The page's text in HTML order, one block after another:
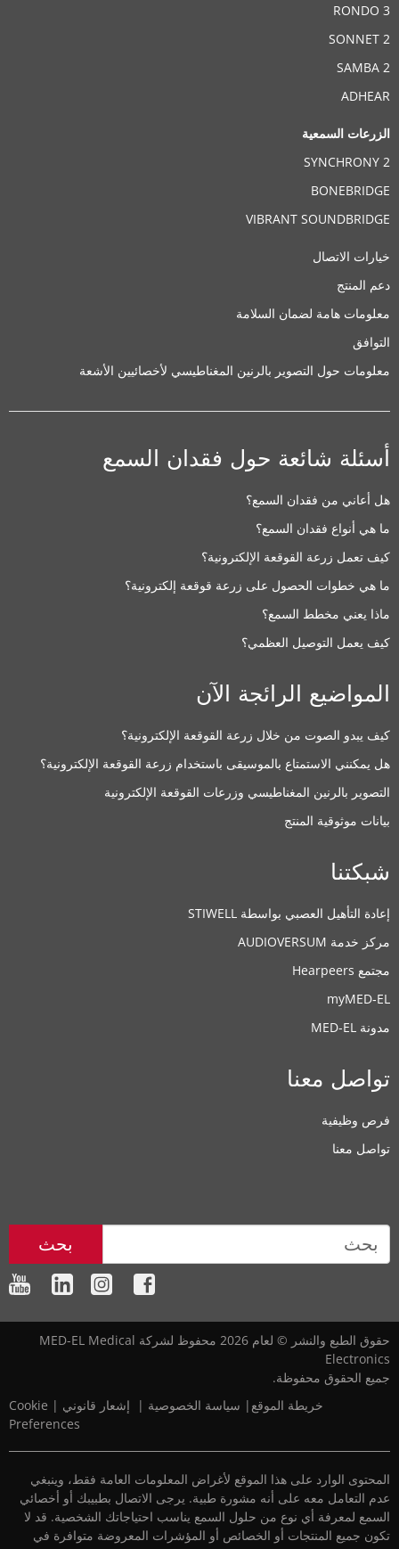
RONDO 3
SONNET 2
SAMBA 2
ADHEAR
الزرعات السمعية
SYNCHRONY 2
BONEBRIDGE
VIBRANT SOUNDBRIDGE
خيارات الاتصال
دعم المنتج
معلومات هامة لضمان السلامة
التوافق
معلومات حول التصوير بالرنين المغناطيسي لأخصائيين الأشعة
أسئلة شائعة حول فقدان السمع
هل أعاني من فقدان السمع؟
ما هي أنواع فقدان السمع؟
كيف تعمل زرعة القوقعة الإلكترونية؟
ما هي خطوات الحصول على زرعة قوقعة إلكترونية؟
ماذا يعني مخطط السمع؟
كيف يعمل التوصيل العظمي؟
المواضيع الرائجة الآن
كيف يبدو الصوت من خلال زرعة القوقعة الإلكترونية؟
هل يمكنني الاستمتاع بالموسيقى باستخدام زرعة القوقعة الإلكترونية؟
التصوير بالرنين المغناطيسي وزرعات القوقعة الإلكترونية
بيانات موثوقية المنتج
شبكتنا
إعادة التأهيل العصبي بواسطة STIWELL
مركز خدمة AUDIOVERSUM
مجتمع Hearpeers
myMED‑EL
مدونة MED-EL
تواصل معنا
فرص وظيفية
تواصل معنا
بحث
حقوق الطبع والنشر © لعام 2026 محفوظ لشركة MED-EL Medical
Electronics
جميع الحقوق محفوظة.
خريطة الموقع
|‎ سياسة الخصوصية |‎ إشعار قانوني |
Cookie
Preferences
المحتوى الوارد على هذا الموقع لأغراض المعلومات العامة فقط، وينبغي
عدم التعامل معه على أنه مشورة طبية. يرجى الاتصال بطبيبك أو أخصائي
السمع لمعرفة أي نوع من حلول السمع يناسب احتياجاتك الشخصية. قد لا
تكون جميع المنتجات أو الخصائص أو المؤشرات المعروضة متوافرة في